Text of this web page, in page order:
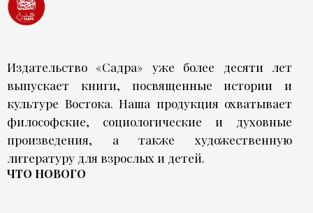
Издательство «Садра» уже более десяти лет
выпускает книги, посвященные истории и
культуре Востока. Наша продукция охватывает
философские, социологические и духовные
произведения, а также художественную
литературу для взрослых и детей.
ЧТО НОВОГО